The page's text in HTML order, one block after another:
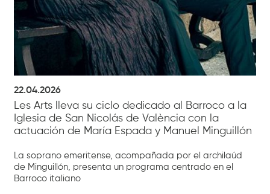
22.04.2026
Les Arts lleva su ciclo dedicado al Barroco a la
Iglesia de San Nicolás de València con la
actuación de María Espada y Manuel Minguillón
La soprano emeritense, acompañada por el archilaúd
de Minguillón, presenta un programa centrado en el
Barroco italiano